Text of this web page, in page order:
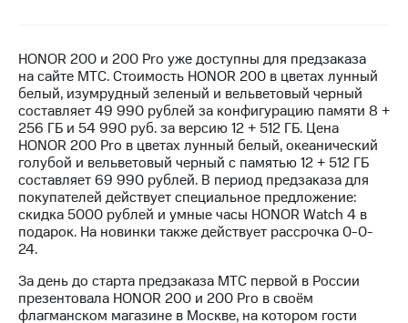
отчетность
Контакты
Новости
в
регионе
и акционерам
Корпоративное
управление
секретарь
Раскрытие
HONOR 200 и 200 Pro уже доступны для предзаказа
на сайте МТС. Стоимость HONOR 200 в цветах лунный
белый, изумрудный зеленый и вельветовый черный
составляет 49 990 рублей за конфигурацию памяти 8 +
256 ГБ и 54 990 руб. за версию 12 + 512 ГБ. Цена
HONOR 200 Pro в цветах лунный белый, океанический
голубой и вельветовый черный с памятью 12 + 512 ГБ
составляет 69 990 рублей. В период предзаказа для
покупателей действует специальное предложение:
скидка 5000 рублей и умные часы HONOR Watch 4 в
подарок. На новинки также действует рассрочка 0-0-
24.
За день до старта предзаказа МТС первой в России
презентовала HONOR 200 и 200 Pro в своём
флагманском магазине в Москве, на котором гости